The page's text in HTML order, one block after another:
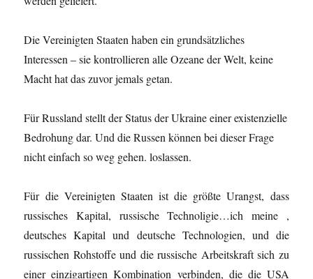
Die Vereinigten Staaten haben ein grundsätzliches
Interessen – sie kontrollieren alle Ozeane der Welt, keine
Macht hat das zuvor jemals getan.
Für Russland stellt der Status der Ukraine einer existenzielle
Bedrohung dar. Und die Russen können bei dieser Frage
nicht einfach so weg gehen. loslassen.
Für die Vereinigten Staaten ist die größte Urangst, dass
russisches Kapital, russische Technoligie…ich meine ,
deutsches Kapital und deutsche Technologien, und die
russischen Rohstoffe und die russische Arbeitskraft sich zu
einer einzigartigen Kombination verbinden, die die USA